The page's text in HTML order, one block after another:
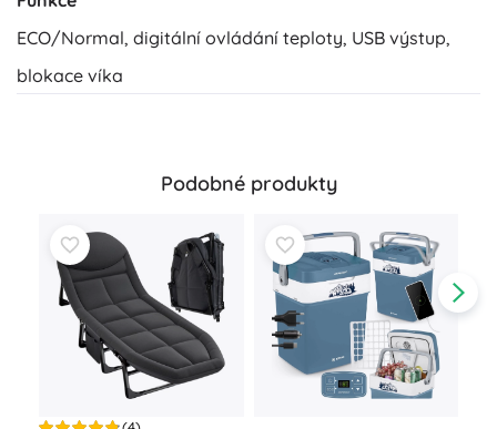
ECO/Normal, digitální ovládání teploty, USB výstup,
blokace víka
Podobné produkty